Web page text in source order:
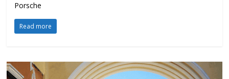
Porsche
Read more